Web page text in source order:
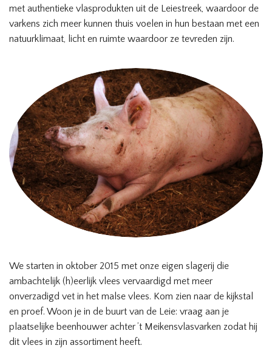
met authentieke vlasprodukten uit de Leiestreek, waardoor de
varkens zich meer kunnen thuis voelen in hun bestaan met een
natuurklimaat, licht en ruimte waardoor ze tevreden zijn.
We starten in oktober 2015 met onze eigen slagerij die
ambachtelijk (h)eerlijk vlees vervaardigd met meer
onverzadigd vet in het malse vlees. Kom zien naar de kijkstal
en proef. Woon je in de buurt van de Leie: vraag aan je
plaatselijke beenhouwer achter ’t Meikensvlasvarken zodat hij
dit vlees in zijn assortiment heeft.